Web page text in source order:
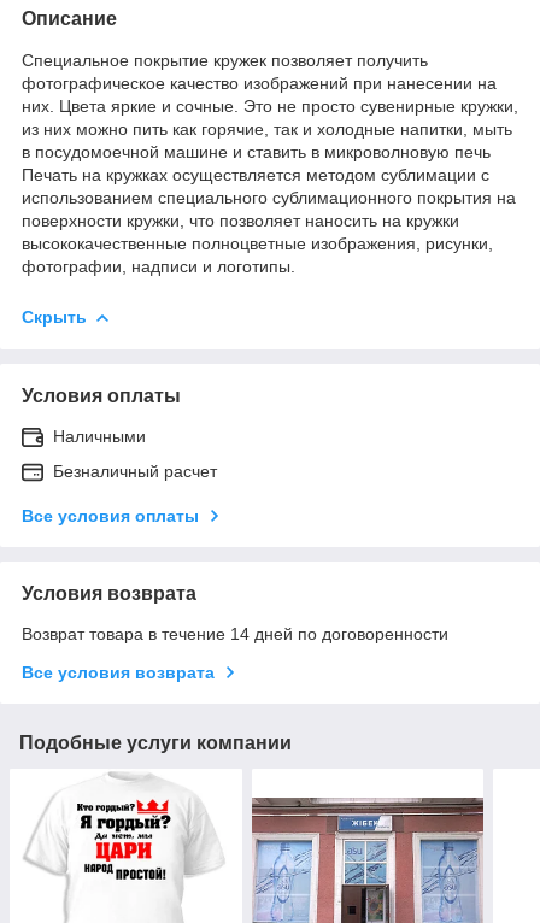
Описание
Специальное покрытие кружек позволяет получить
фотографическое качество изображений при нанесении на
них. Цвета яркие и сочные. Это не просто сувенирные кружки,
из них можно пить как горячие, так и холодные напитки, мыть
в посудомоечной машине и ставить в микроволновую печь
Печать на кружках осуществляется методом сублимации с
использованием специального сублимационного покрытия на
поверхности кружки, что позволяет наносить на кружки
высококачественные полноцветные изображения, рисунки,
фотографии, надписи и логотипы.
Скрыть
Условия оплаты
Наличными
Безналичный расчет
Все условия оплаты
Условия возврата
Возврат товара в течение 14 дней по договоренности
Все условия возврата
Подобные услуги компании